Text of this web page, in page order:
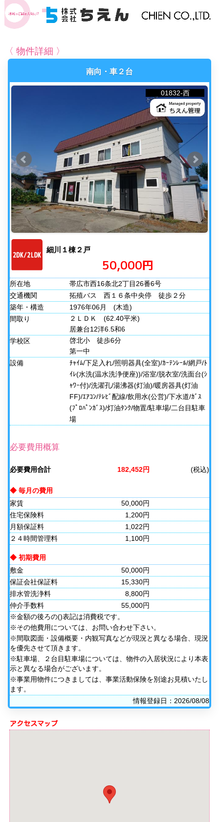
〈 物件詳細 〉
南向・車２台
01832-西
細川１棟２戸
50,000円
所在地
帯広市西16条北2丁目26番6号
交通機関
拓殖バス 西１６条中央停 徒歩２分
築年・構造
1976年06月
(木造)
間取り
２ＬＤＫ
(62.40平米)
居兼台12洋6.5和6
学校区
啓北小 徒歩6分
第一中
設備
ﾁｬｲﾑ/下足入れ/照明器具(全室)/ｶｰﾃﾝﾚｰﾙ/網戸/ﾄ
ｲﾚ(水洗(温水洗浄便座))/浴室/脱衣室/洗面台(ｼ
ｬﾜｰ付)/洗濯孔/湯沸器(灯油)/暖房器具(灯油
FF)/ｴｱｺﾝ/ﾃﾚﾋﾞ配線/飲用水(公営)/下水道/ｶﾞｽ
(ﾌﾟﾛﾊﾟﾝｶﾞｽ)/灯油ﾀﾝｸ/物置/駐車場/二台目駐車
場
必要費用概算
必要費用合計 182,452円 (税込)
◆ 毎月の費用
家賃
50,000円
住宅保険料
1,200円
月額保証料
1,022円
２４時間管理料
1,100円
◆ 初期費用
敷金
50,000円
保証会社保証料
15,330円
排水管洗浄料
8,800円
仲介手数料
55,000円
※金額の後ろの()表記は消費税です。
※その他費用については、お問い合わせ下さい。
※間取図面・設備概要・内観写真などが現況と異なる場合、現況
を優先させて頂きます。
※駐車場、２台目駐車場については、物件の入居状況により本表
示と異なる場合がございます。
※事業用物件につきましては、事業活動保険を別途お見積いたし
ます。
情報登録日：2026/08/08
アクセスマップ